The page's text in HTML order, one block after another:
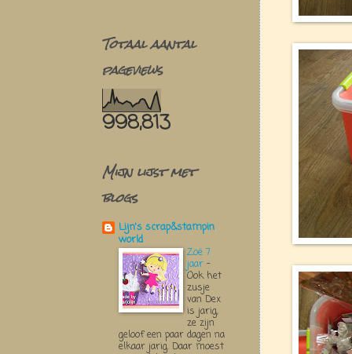
Totaal aantal
pageviews
998,813
Mijn lijst met
blogs
Lijn's scrap&stampin
world
Zoë 7
jaar -
Ook het
zusje
van Dex
is jarig,
ze zijn
geloof een paar dagen na
elkaar jarig. Daar moest